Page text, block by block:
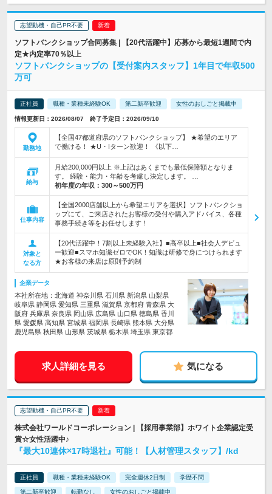
志望動機・自己PR不要
ソフトバンクショップ合同募集 | 【20代活躍中】応募から最短1週間で内
定★内定率70％以上
ソフトバンクショップの【受付案内スタッフ】1年目で年収500
万可
正社員 職種・業種未経験OK 第二新卒歓迎 女性のおしごと掲載中
情報更新日：2026/08/07 終了予定日：2026/09/10
勤務地
【全国47都道府県のソフトバンクショップ】 ★希望のエリア
で働ける！ ★U・Iターン歓迎！ 《以下…
給与
月給200,000円以上 ※上記はあくまでも最低保障額となりま
す。 経験・能力・年齢を考慮し決定します。 …
初年度の年収： 300～500万円
仕事内容
【全国2000店舗以上から希望エリアを選択】ソフトバンクショ
ップにて、ご来店されたお客様の受付や購入アドバイス、各種
事務手続き等をお任せします！
対象と
なる方
【20代活躍中！7割以上未経験入社】■高卒以上■社会人デビュ
ー歓迎■スマホ知識ゼロでOK！知識は研修で身につけられます
★お客様の来店は原則予約制
企業データ
本社所在地：北海道 神奈川県 石川県 新潟県 山梨県
岐阜県 静岡県 愛知県 三重県 滋賀県 京都府 青森県 大
阪府 兵庫県 奈良県 岡山県 広島県 山口県 徳島県 香川
県 愛媛県 高知県 宮城県 福岡県 長崎県 熊本県 大分県
鹿児島県 秋田県 山形県 茨城県 栃木県 埼玉県 東京都
求人詳細を見る 気になる
志望動機・自己PR不要
株式会社ワールドコーポレーション | 【採用事業部】ホワイト企業認定受
賞☆女性活躍中♪
『最大10連休×17時退社』可能！【人材管理スタッフ】/kd
正社員 職種・業種未経験OK 完全週休2日制 学歴不問
第二新卒歓迎 転勤なし 女性のおしごと掲載中